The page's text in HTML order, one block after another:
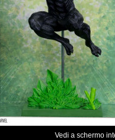
Vedi a schermo